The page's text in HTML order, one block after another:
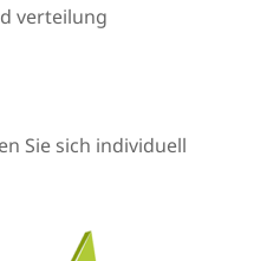
verteilung
Sie sich individuell